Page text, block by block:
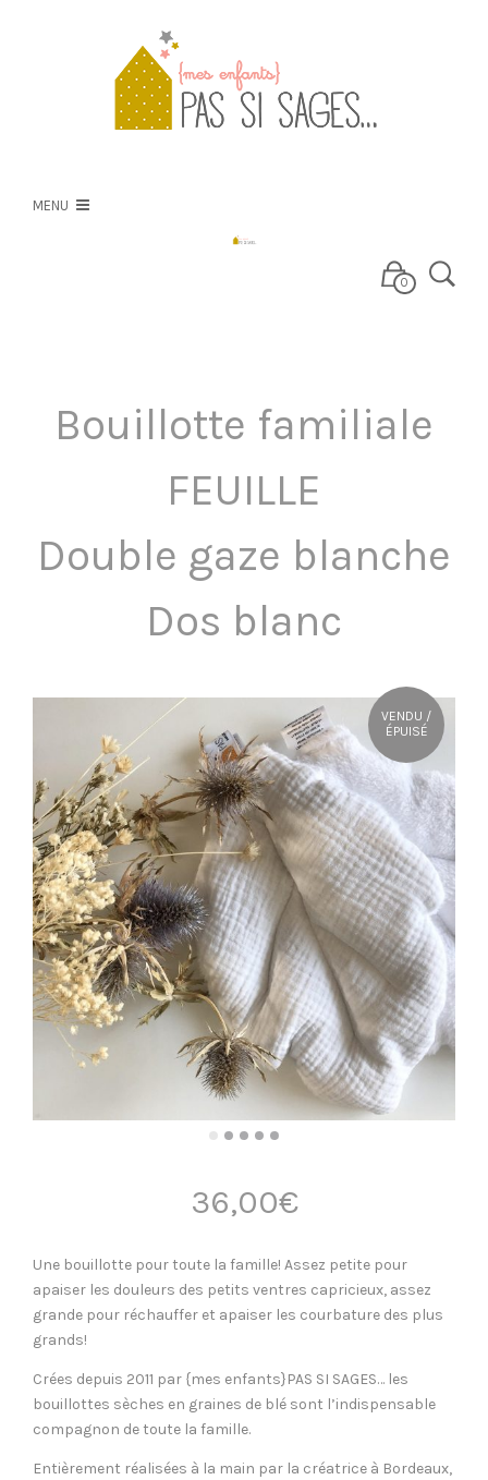
MENU
0
Bouillotte familiale
FEUILLE
Double gaze blanche
Dos blanc
VENDU /
ÉPUISÉ
36,00€
Une bouillotte pour toute la famille! Assez petite pour
apaiser les douleurs des petits ventres capricieux, assez
grande pour réchauffer et apaiser les courbature des plus
grands!
Crées depuis 2011 par {mes enfants}PAS SI SAGES… les
bouillottes sèches en graines de blé sont l’indispensable
compagnon de toute la famille.
Entièrement réalisées à la main par la créatrice à Bordeaux,